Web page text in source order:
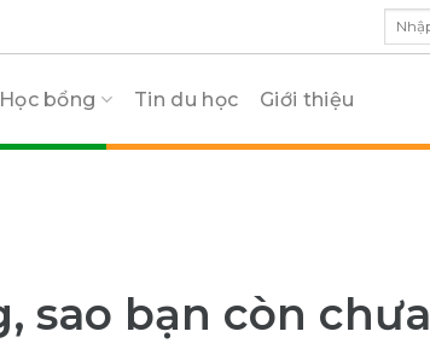
Học bổng Tin du học Giới thiệu
sao bạn còn chưa